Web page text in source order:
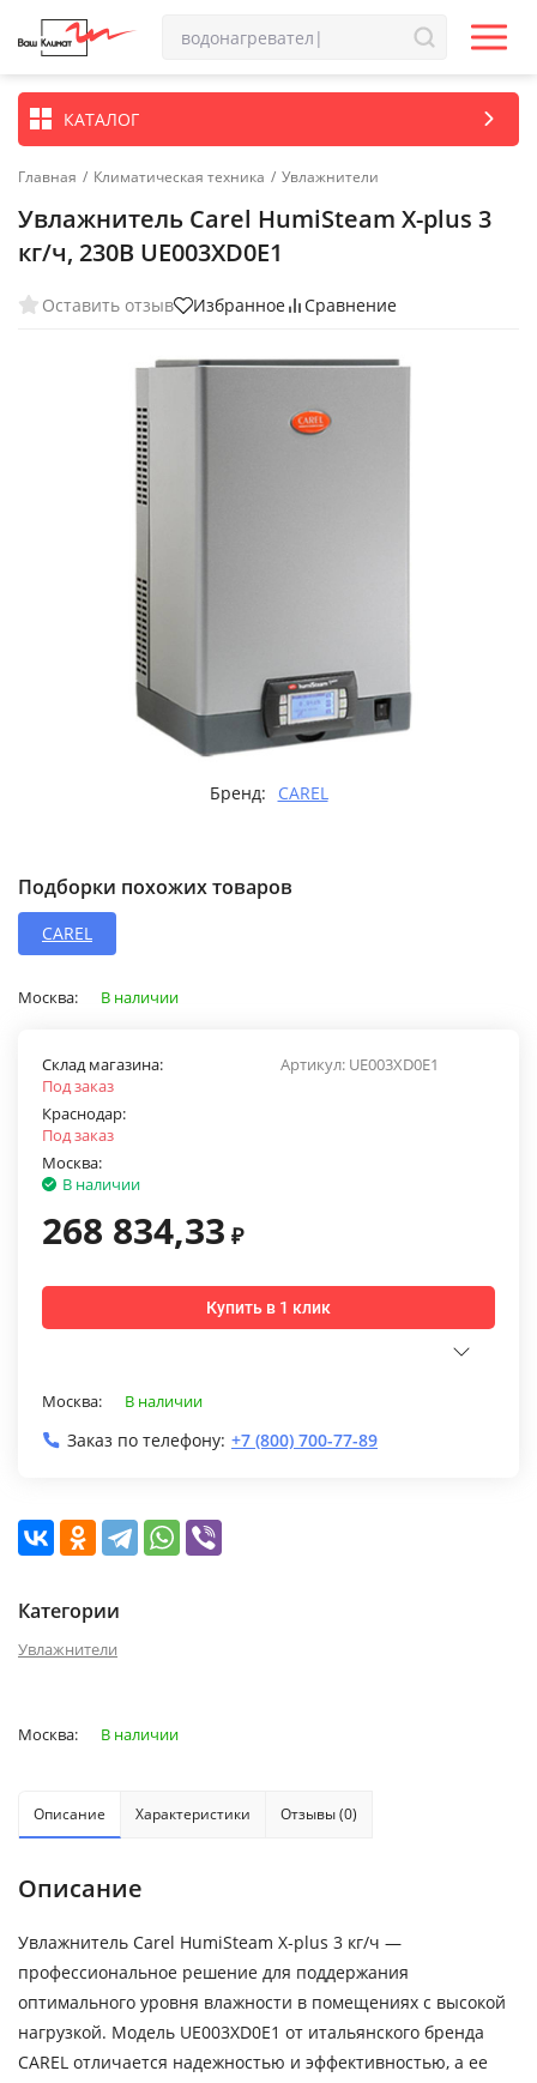
КАТАЛОГ
Главная / Климатическая техника / Увлажнители
Увлажнитель Carel HumiSteam X-plus 3
кг/ч, 230В UE003XD0E1
Оставить отзыв Избранное Сравнение
Бренд: CAREL
Подборки похожих товаров
CAREL
Москва: В наличии
Артикул: UE003XD0E1
Склад магазина:
Под заказ
Краснодар:
Под заказ
Москва:
В наличии
268 834,33 ₽
Купить в 1 клик
Москва: В наличии
Заказ по телефону: +7 (800) 700-77-89
Категории
Увлажнители
Москва: В наличии
Описание Характеристики Отзывы (0)
Описание
Увлажнитель Carel HumiSteam X-plus 3 кг/ч —
профессиональное решение для поддержания
оптимального уровня влажности в помещениях с высокой
нагрузкой. Модель UE003XD0E1 от итальянского бренда
CAREL отличается надежностью и эффективностью, а ее